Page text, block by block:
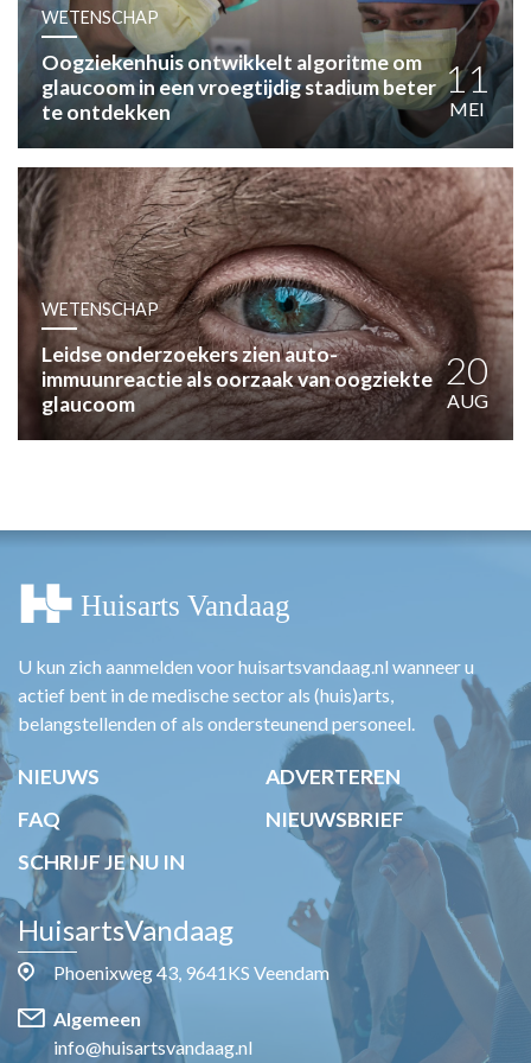
PRAKTIJKZAKEN
TARIEVEN
VPHUISARTSEN
MEDISCHE VAKHANDEL
INLOGGEN
REGISTRATIE
WETENSCHAP
Oogziekenhuis ontwikkelt algoritme om
glaucoom in een vroegtijdig stadium beter
te ontdekken
11
MEI
WETENSCHAP
Leidse onderzoekers zien auto-
immuunreactie als oorzaak van oogziekte
glaucoom
20
AUG
U kun zich aanmelden voor huisartsvandaag.nl wanneer u
actief bent in de medische sector als (huis)arts,
belangstellenden of als ondersteunend personeel.
NIEUWS
ADVERTEREN
FAQ
NIEUWSBRIEF
SCHRIJF JE NU IN
HuisartsVandaag
Phoenixweg 43, 9641KS Veendam
Algemeen
info@huisartsvandaag.nl